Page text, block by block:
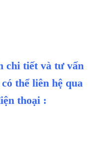
chi tiết và tư vấn
thể liên hệ qua
thoại :